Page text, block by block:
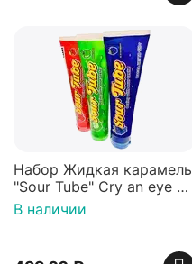
Набор Жидкая карамель
"Sour Tube" Cry an eye в
тюбике со вкусом
малины, вишни и яблока
В наличии